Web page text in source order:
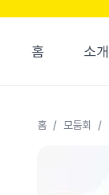
홈 소개
홈 / 모둠회 /